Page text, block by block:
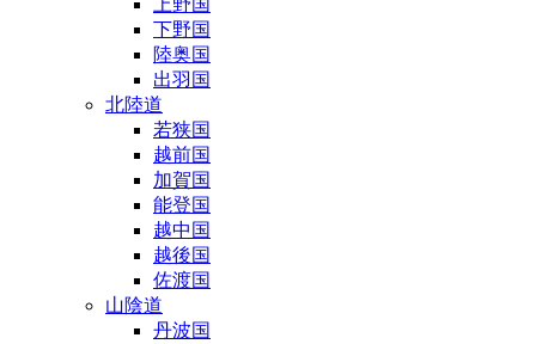
上野国
下野国
陸奥国
出羽国
北陸道
若狭国
越前国
加賀国
能登国
越中国
越後国
佐渡国
山陰道
丹波国